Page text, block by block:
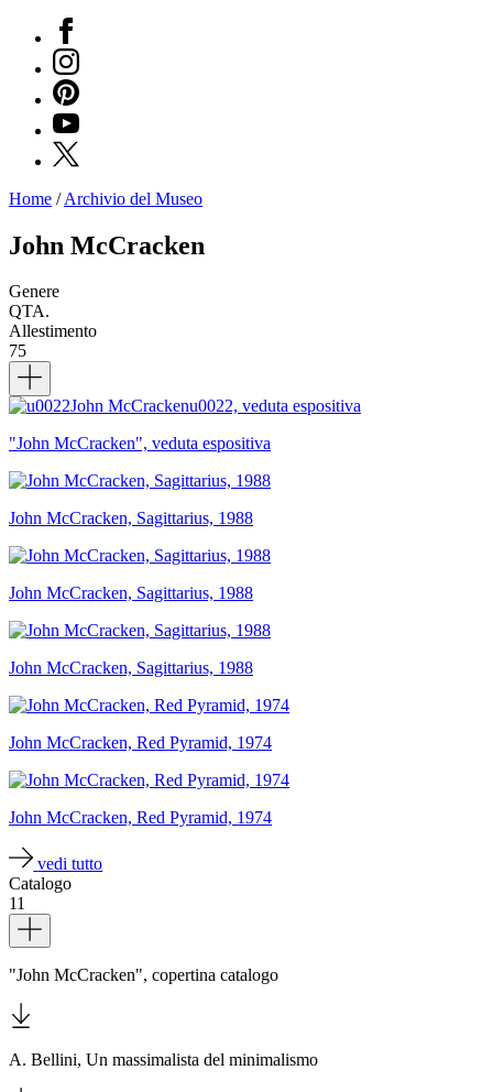
Facebook
Instagram
Pinterest
YouTube
X
Mostre
Eventi
Cosmo
Accessibilità
Educazione
Educazione
News
Dipartimento
Educazione
Formazione
e
Famiglie
Visite
Progetto
School
Speciali
EN
Ricerca
Storia
Sedi
le
Lunga
EN
Home /Archivio del Museo
John McCracken
Genere
QTA.
Allestimento
75
"John McCracken", veduta espositiva
John McCracken, Sagittarius, 1988
John McCracken, Sagittarius, 1988
John McCracken, Sagittarius, 1988
John McCracken, Red Pyramid, 1974
John McCracken, Red Pyramid, 1974
vedi tutto
Catalogo
11
Dettagli
"John McCracken", copertina catalogo
A. Bellini, Un massimalista del minimalismo